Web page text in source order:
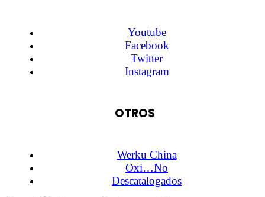
Youtube
Facebook
Twitter
Instagram
OTROS
Werku China
Oxi…No
Descatalogados